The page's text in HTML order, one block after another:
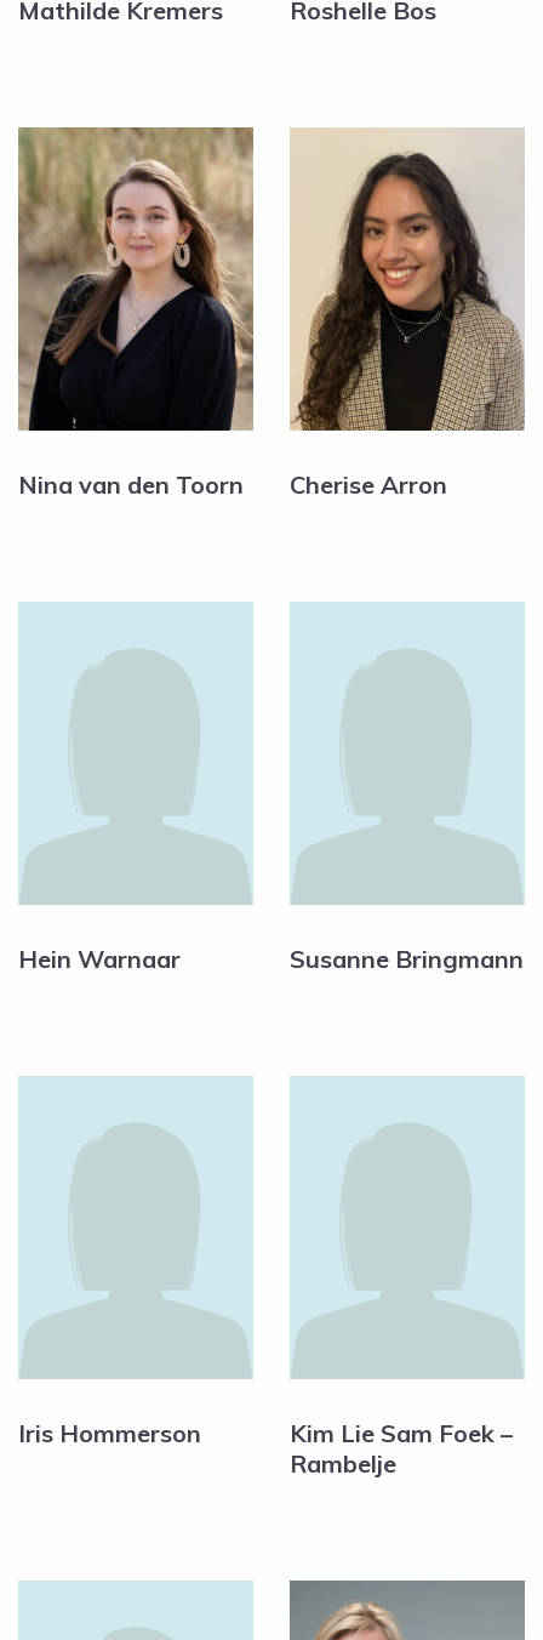
Mathilde Kremers Roshelle Bos
Nina van den Toorn Cherise Arron
Hein Warnaar Susanne Bringmann
Iris Hommerson
Kim Lie Sam Foek –
Rambelje